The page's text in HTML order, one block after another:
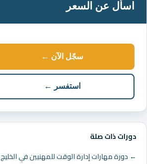
اسأل عن السعر
سجّل الآن ←
استفسر ←
دورات ذات صلة
← دورة مهارات إدارة الوقت للمهنيين في الخليج